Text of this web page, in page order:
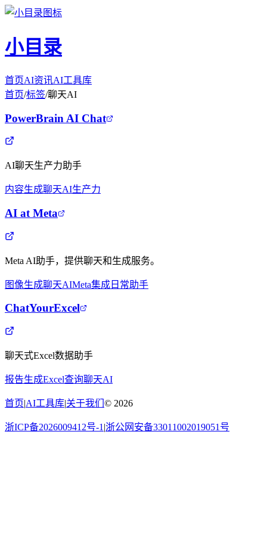
小目录
首页AI资讯AI工具库
首页/标签/聊天AI
PowerBrain AI Chat
AI聊天生产力助手
内容生成聊天AI生产力
AI at Meta
Meta AI助手，提供聊天和生成服务。
图像生成聊天AIMeta集成 日常助手
ChatYourExcel
聊天式Excel数据助手
报告生成Excel查询聊天AI
首页|AI工具库|关于我们 © 2026
浙ICP备2026009412号-1 |浙公网安备33011002019051号